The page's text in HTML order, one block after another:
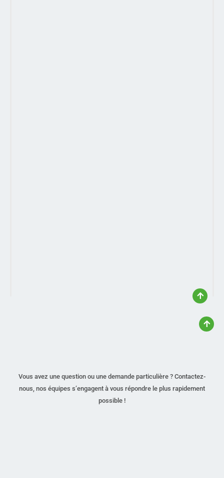
Vous avez une question ou une demande particulière ? Contactez-
nous, nos équipes s’engagent à vous répondre le plus rapidement
possible !